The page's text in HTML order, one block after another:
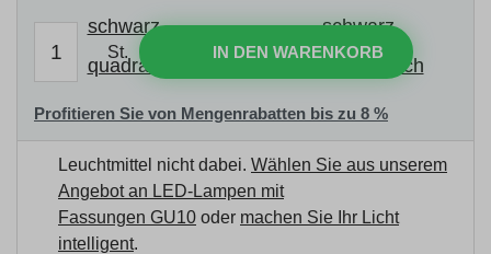
St. IN DEN WARENKORB
Profitieren Sie von Mengenrabatten bis zu 8 %
Leuchtmittel nicht dabei. Wählen Sie aus unserem
Angebot an LED-Lampen mit
Fassungen GU10 oder machen Sie Ihr Licht
intelligent.